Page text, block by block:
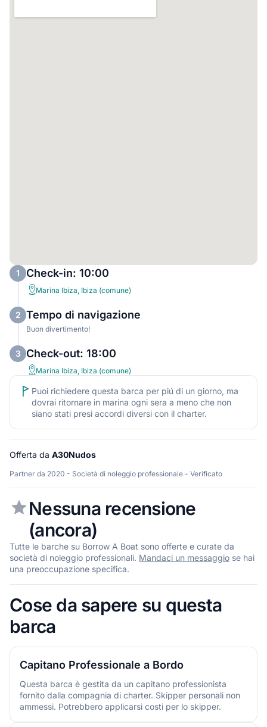
1 Check-in: 10:00
Marina Ibiza, Ibiza (comune)
2 Tempo di navigazione
Buon divertimento!
3 Check-out: 18:00
Marina Ibiza, Ibiza (comune)
Puoi richiedere questa barca per piú di un giorno, ma
dovrai ritornare in marina ogni sera a meno che non
siano stati presi accordi diversi con il charter.
Offerta da A30Nudos
Partner da 2020 - Società di noleggio professionale - Verificato
Nessuna recensione
(ancora)
Tutte le barche su Borrow A Boat sono offerte e curate da
società di noleggio professionali. Mandaci un messaggio se hai
una preoccupazione specifica.
Cose da sapere su questa
barca
Capitano Professionale a Bordo
Questa barca è gestita da un capitano professionista
fornito dalla compagnia di charter. Skipper personali non
ammessi. Potrebbero applicarsi costi per lo skipper.